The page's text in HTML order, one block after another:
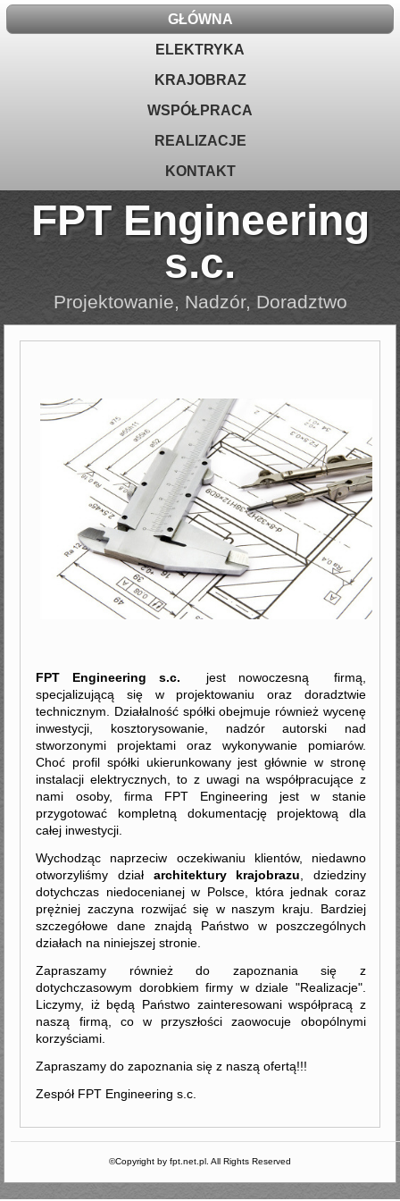
GŁÓWNA
ELEKTRYKA
KRAJOBRAZ
WSPÓŁPRACA
REALIZACJE
KONTAKT
FPT Engineering
s.c.
Projektowanie, Nadzór, Doradztwo
FPT Engineering s.c. jest nowoczesną firmą,
specjalizującą się w projektowaniu oraz doradztwie
technicznym. Działalność spółki obejmuje również wycenę
inwestycji, kosztorysowanie, nadzór autorski nad
stworzonymi projektami oraz wykonywanie pomiarów.
Choć profil spółki ukierunkowany jest głównie w stronę
instalacji elektrycznych, to z uwagi na współpracujące z
nami osoby, firma FPT Engineering jest w stanie
przygotować kompletną dokumentację projektową dla
całej inwestycji.
Wychodząc naprzeciw oczekiwaniu klientów, niedawno
otworzyliśmy dział architektury krajobrazu , dziedziny
dotychczas niedocenianej w Polsce, która jednak coraz
prężniej zaczyna rozwijać się w naszym kraju. Bardziej
szczegółowe dane znajdą Państwo w poszczególnych
działach na niniejszej stronie.
Zapraszamy również do zapoznania się z
dotychczasowym dorobkiem firmy w dziale "Realizacje".
Liczymy, iż będą Państwo zainteresowani współpracą z
naszą firmą, co w przyszłości zaowocuje obopólnymi
korzyściami.
Zapraszamy do zapoznania się z naszą ofertą!!!
Zespół FPT Engineering s.c.
©Copyright by fpt.net.pl. All Rights Reserved